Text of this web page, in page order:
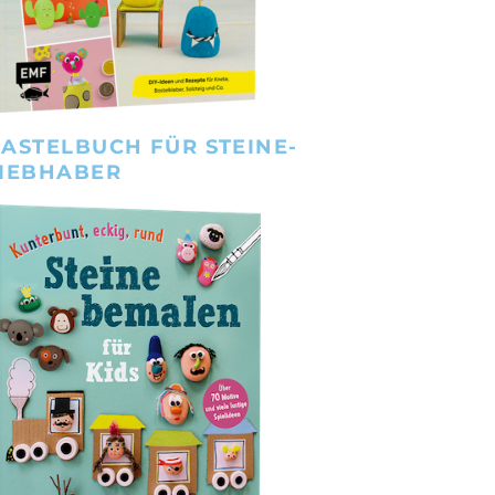
FÜR STEINE-